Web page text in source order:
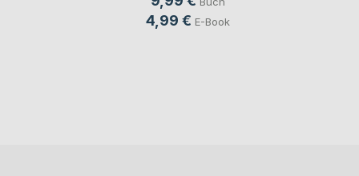
4,99 € E-Book